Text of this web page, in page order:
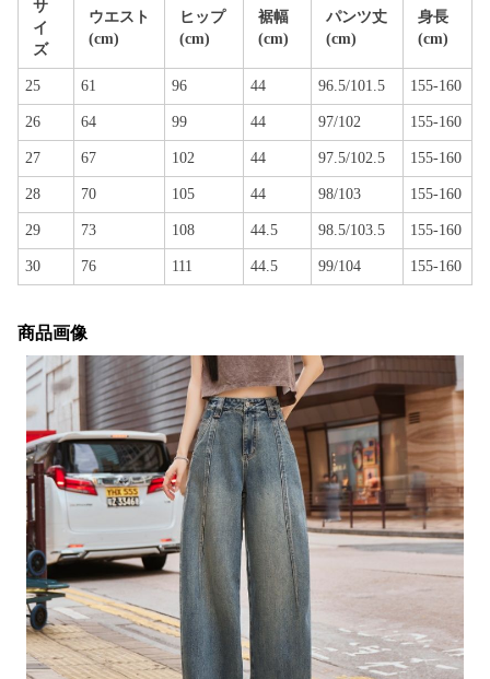
サ
イ
ズ
ウエスト
(cm)
ヒップ
(cm)
裾幅
(cm)
パンツ丈
(cm)
身長
(cm)
25 61 96 44 96.5/101.5 155-160
26 64 99 44 97/102 155-160
27 67 102 44 97.5/102.5 155-160
28 70 105 44 98/103 155-160
29 73 108 44.5 98.5/103.5 155-160
30 76 111 44.5 99/104 155-160
商品画像